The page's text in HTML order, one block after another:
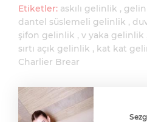
Etiketler: askılı gelinlik
dantel süslemeli gelinlik
şifon gelinlik
v yaka gelinlik
sırtı açık gelinlik
kat kat
Charlier Brear